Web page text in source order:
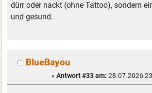
dürr oder nackt (ohne Tattoo), sondern
und gesund.
BlueBayou
« Antwort #33 am: 28.07.2026